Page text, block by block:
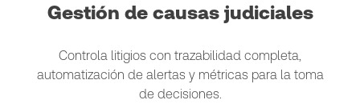
Gestión de causas judiciales
Controla litigios con trazabilidad completa,
automatización de alertas y métricas para la toma
de decisiones.